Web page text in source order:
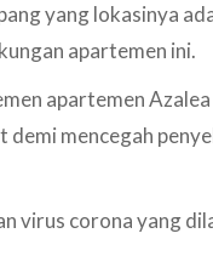
yang lokasinya
apartemen ini.
apartemen
mencegah
virus corona yang